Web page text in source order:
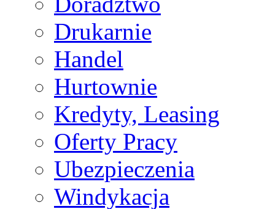
Drukarnie
Handel
Hurtownie
Kredyty, Leasing
Oferty Pracy
Ubezpieczenia
Windykacja